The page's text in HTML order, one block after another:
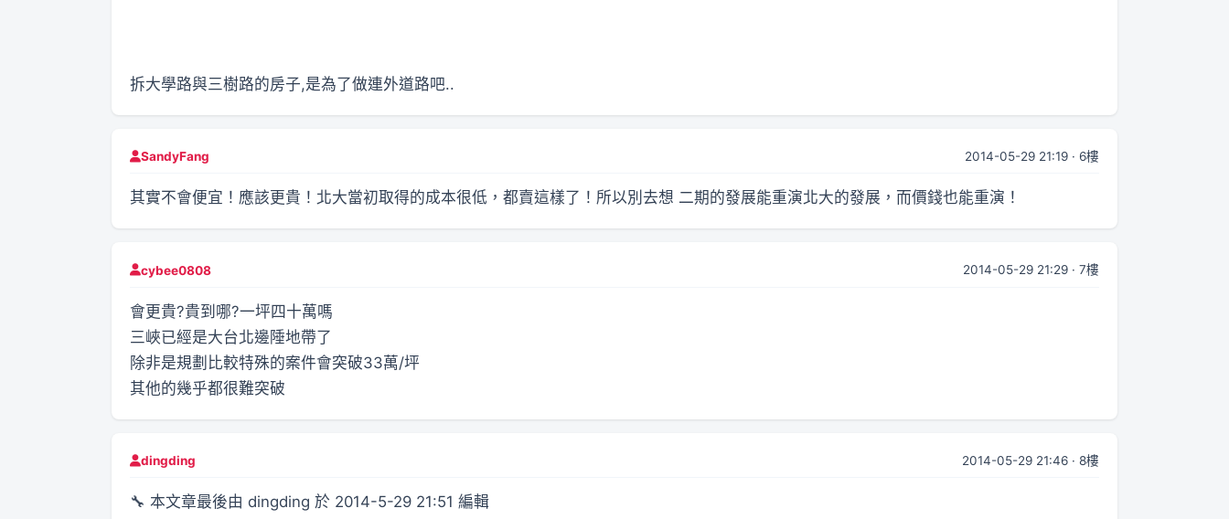
拆大學路與三樹路的房子,是為了做連外道路吧..
SandyFang 2014-05-29 21:19 · 6樓
其實不會便宜！應該更貴！北大當初取得的成本很低，都賣這樣了！所以別去想 二期的發展能重演北大的發展，而價錢也能重演！
cybee0808 2014-05-29 21:29 · 7樓
會更貴?貴到哪?一坪四十萬嗎
三峽已經是大台北邊陲地帶了
除非是規劃比較特殊的案件會突破33萬/坪
其他的幾乎都很難突破
dingding 2014-05-29 21:46 · 8樓
🔧 本文章最後由 dingding 於 2014-5-29 21:51 編輯